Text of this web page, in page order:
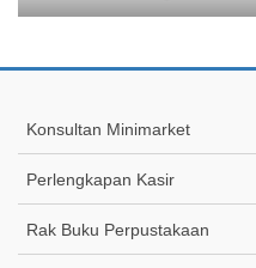
Konsultan Minimarket
Perlengkapan Kasir
Rak Buku Perpustakaan